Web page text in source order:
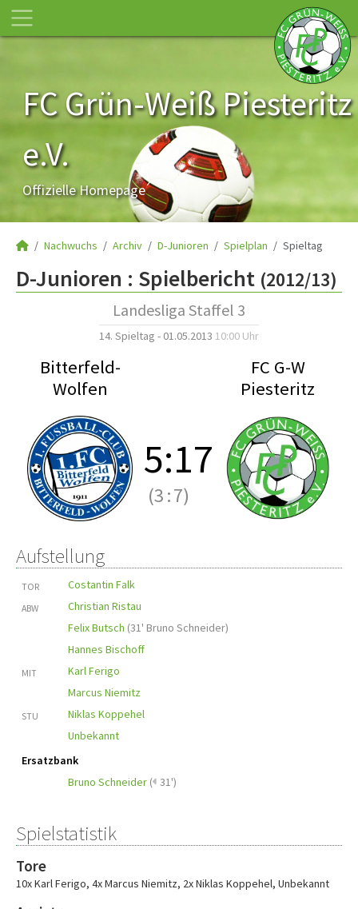
FC Grün-Weiß Piesteritz
e.V.
Offizielle Homepage
Nachwuchs Archiv D-Junioren Spielplan Spieltag
D-Junioren : Spielbericht (2012/13)
Landesliga Staffel 3
14. Spieltag - 01.05.2013 10:00 Uhr
Bitterfeld-
Wolfen
FC G-W
Piesteritz
5:17
(3:7)
Aufstellung
TOR Costantin Falk
ABW
Christian Ristau
Felix Butsch (31' Bruno Schneider)
Hannes Bischoff
MIT
Karl Ferigo
Marcus Niemitz
STU
Niklas Koppehel
Unbekannt
Ersatzbank
Bruno Schneider ( 31')
Spielstatistik
Tore
10x Karl Ferigo, 4x Marcus Niemitz, 2x Niklas Koppehel, Unbekannt